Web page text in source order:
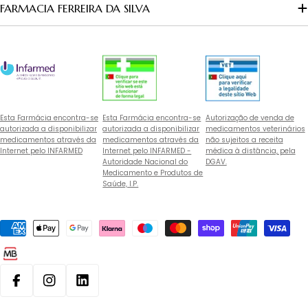
FARMACIA FERREIRA DA SILVA
Esta Farmácia encontra-se
autorizada a disponibilizar
medicamentos através da
Internet pelo INFARMED
Esta Farmácia encontra-se
autorizada a disponibilizar
medicamentos através da
Internet pelo INFARMED -
Autoridade Nacional do
Medicamento e Produtos de
Saúde, I.P.
Autorização de venda de
medicamentos veterinários
não sujeitos a receita
médica à distância, pela
DGAV.
Métodos
pagamento
FacebookInstagramLinkedin